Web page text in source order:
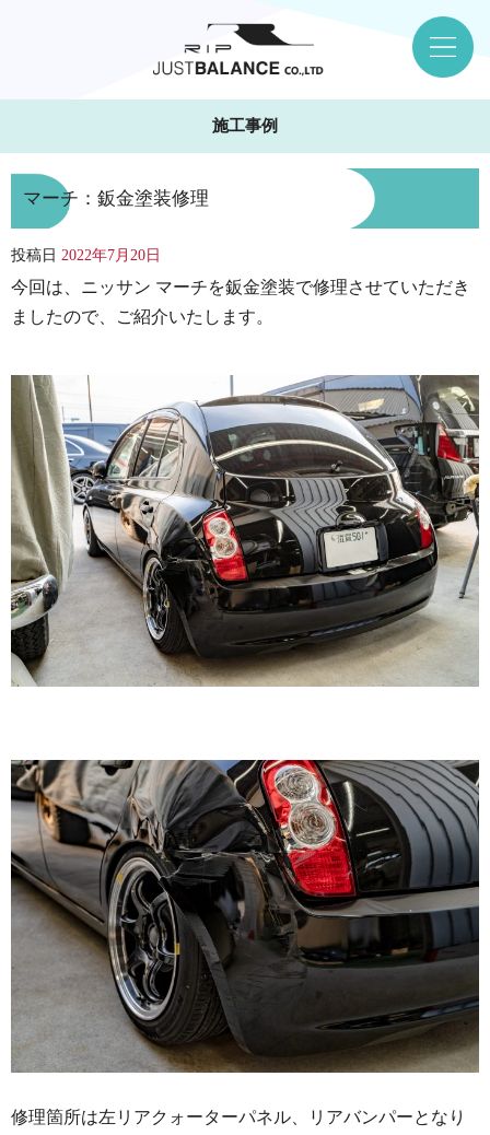
施工事例
マーチ：鈑金塗装修理
投稿日 2022年7月20日
今回は、ニッサン マーチを鈑金塗装で修理させていただき
ましたので、ご紹介いたします。
修理箇所は左リアクォーターパネル、リアバンパーとなり